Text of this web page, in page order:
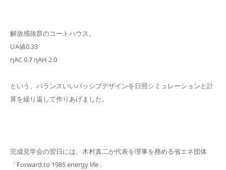
解放感抜群のコートハウス。
UA値0.33
ηAC 0.7 ηAH 2.0
という、バランスいいパッシブデザインを日照シミュレーションと計
算を繰り返して作りあげました。
完成見学会の翌日には、木村真二が代表を理事を務める省エネ団体
「Forward to 1985 energy life」